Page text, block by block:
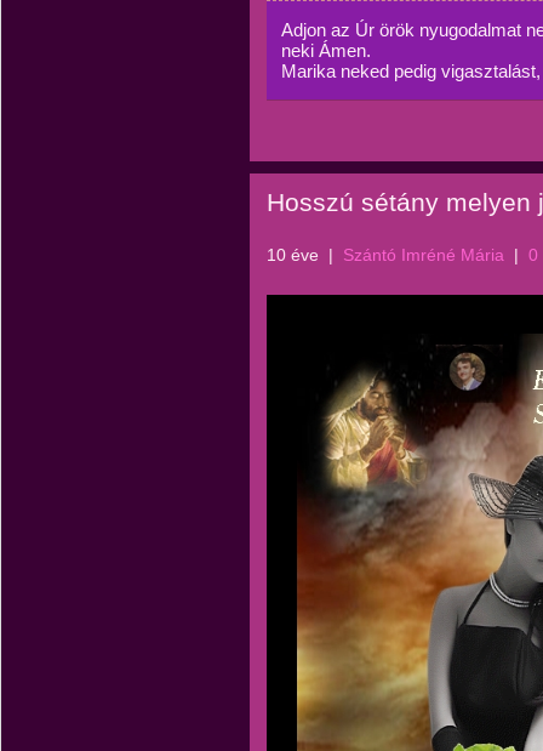
Adjon az Úr örök nyugodalmat
neki Ámen.
Marika neked pedig
Hosszú sétány melyen
10 éve | Szántó Imréné Mária | 0